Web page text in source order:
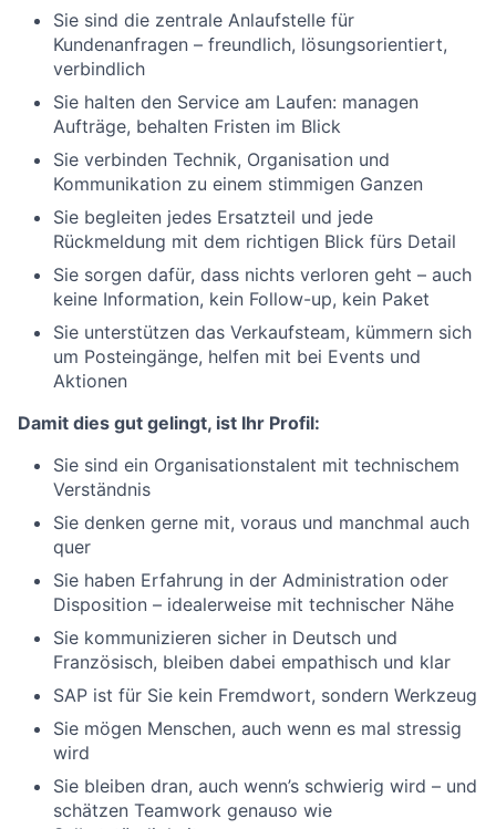
Sie sind die zentrale Anlaufstelle für
Kundenanfragen – freundlich, lösungsorientiert,
verbindlich
Sie halten den Service am Laufen: managen
Aufträge, behalten Fristen im Blick
Sie verbinden Technik, Organisation und
Kommunikation zu einem stimmigen Ganzen
Sie begleiten jedes Ersatzteil und jede
Rückmeldung mit dem richtigen Blick fürs Detail
Sie sorgen dafür, dass nichts verloren geht – auch
keine Information, kein Follow-up, kein Paket
Sie unterstützen das Verkaufsteam, kümmern sich
um Posteingänge, helfen mit bei Events und
Aktionen
Damit dies gut gelingt, ist Ihr Profil:
Sie sind ein Organisationstalent mit technischem
Verständnis
Sie denken gerne mit, voraus und manchmal auch
quer
Sie haben Erfahrung in der Administration oder
Disposition – idealerweise mit technischer Nähe
Sie kommunizieren sicher in Deutsch und
Französisch, bleiben dabei empathisch und klar
SAP ist für Sie kein Fremdwort, sondern Werkzeug
Sie mögen Menschen, auch wenn es mal stressig
wird
Sie bleiben dran, auch wenn’s schwierig wird – und
schätzen Teamwork genauso wie